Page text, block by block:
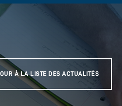
À LA LISTE DES ACTUALITÉS